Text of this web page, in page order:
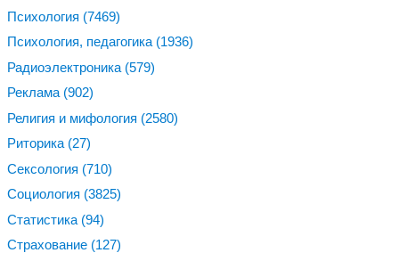
Психология (7469)
Психология, педагогика (1936)
Радиоэлектроника (579)
Реклама (902)
Религия и мифология (2580)
Риторика (27)
Сексология (710)
Социология (3825)
Статистика (94)
Страхование (127)